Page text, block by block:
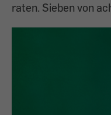
raten. Sieben von